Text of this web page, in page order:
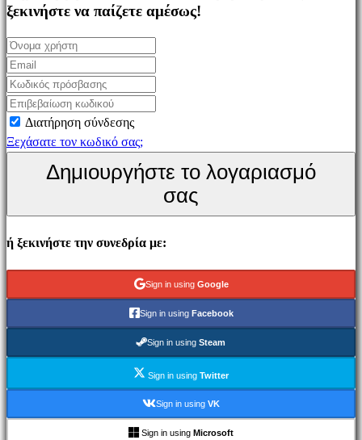
Simulation
Puzzle
Fighting
games
Παρουσιάσεις
Κοινότητα
Εκδηλώσεις
εντός
Μέσα
IDC
ξεκινήστε να παίζετε αμέσως!
Διατήρηση σύνδεσης
Ξεχάσατε τον κωδικό σας;
Δημιουργήστε το λογαριασμό
σας
ή ξεκινήστε την συνεδρία με:
Sign in using Google
Sign in using Facebook
Sign in using Steam
Sign in using Twitter
Sign in using VK
Sign in using Microsoft